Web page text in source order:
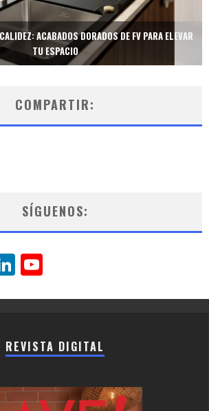
DE VANGUARDIA: EL INODORO INTELIGENTE
NEOTECH DE FV.
COMPARTIR:
SÍGUENOS:
LinkedIn
REVISTA DIGITAL